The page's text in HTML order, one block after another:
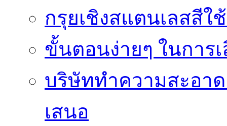
กรุยเชิงสแตนเลสสีใ
ขั้นตอนง่ายๆ ในการ
บริษัททำความสะอา
เสนอ